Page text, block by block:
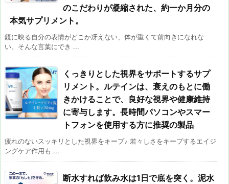
のこだわりが凝縮された、約一か月分の
本気サプリメント。
鏡に映る自分の表情がどこか冴えない、体が重くて前向きになれな
い。そんな言葉にでき ...
くっきりとした視界をサポートするサプ
リメント。ルテインは、衰えのもとに働
きかけることで、良好な視界や健康維持
に寄与します。長時間パソコンやスマー
トフォンを使用する方に推奨の製品
疲れのないスッキリとした視界をキープ♪ 若々しさをキープするエイジ
ングケア作用も ...
断水すれば飲み水は1日で底を突く。泥水